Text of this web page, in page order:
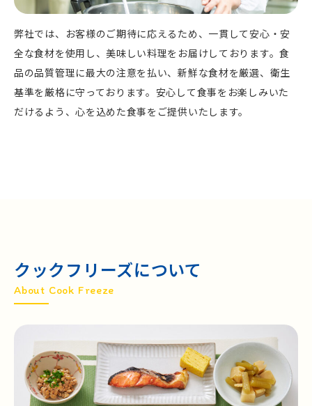
弊社では、お客様のご期待に応えるため、一貫して安心・安
全な食材を使用し、美味しい料理をお届けしております。食
品の品質管理に最大の注意を払い、新鮮な食材を厳選、衛生
基準を厳格に守っております。安心して食事をお楽しみいた
だけるよう、心を込めた食事をご提供いたします。
クックフリーズについて
About Cook Freeze